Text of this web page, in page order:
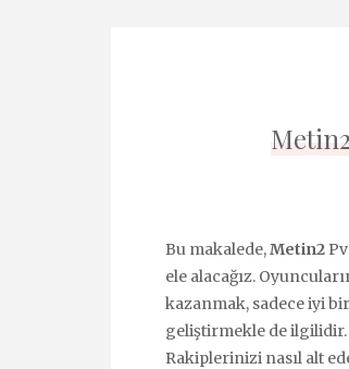
Bu makalede,Metin2
ele alacağız.
kazanmak, sadece iyi
geliştirmekle de
Rakiplerinizi nasıl alt